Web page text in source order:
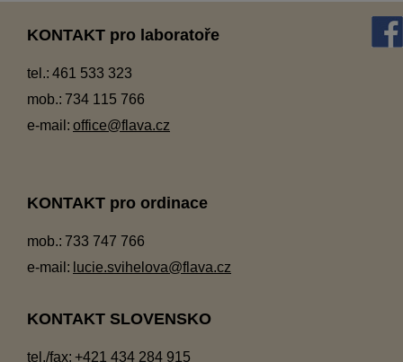
KONTAKT pro laboratoře
tel.: 461 533 323
mob.: 734 115 766
e-mail: office@flava.cz
KONTAKT pro ordinace
mob.: 733 747 766
e-mail: lucie.svihelova@flava.cz
KONTAKT SLOVENSKO
tel./fax: +421 434 284 915